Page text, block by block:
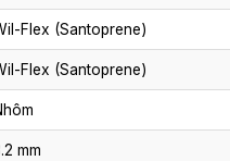
Flex (Santoprene)
Flex (Santoprene)
mm